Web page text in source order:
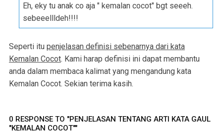
Eh, eky tu anak co aja " kemalan cocot" bgt seeeh.
sebeeellldeh!!!!
Seperti itu penjelasan definisi sebenarnya dari kata
Kemalan Cocot. Kami harap definisi ini dapat membantu
anda dalam membaca kalimat yang mengandung kata
Kemalan Cocot. Sekian terima kasih.
0 RESPONSE TO "PENJELASAN TENTANG ARTI KATA GAUL
"KEMALAN COCOT""